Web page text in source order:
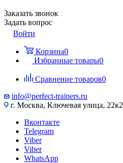
Заказать звонок
Задать вопрос
Войти
Корзина0
Избранные товары0
Сравнение товаров0
info@perfect-trainers.ru
г. Москва, Ключевая улица, 22к2
Вконтакте
Telegram
Viber
Viber
WhatsApp